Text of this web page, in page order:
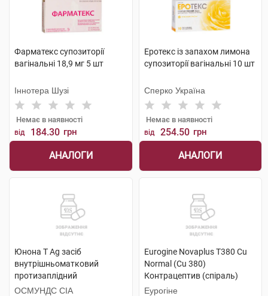
Фарматекс супозиторії
вагінальні 18,9 мг 5 шт
Іннотера Шузі
Немає в наявності
від 184.30 грн
АНАЛОГИ
Еротекс із запахом лимона
супозиторії вагінальні 10 шт
Сперко Україна
Немає в наявності
від 254.50 грн
АНАЛОГИ
Юнона Т Ag засіб
внутрішньоматковий
протизаплідний
одноразового використання
ОСМУНДС СІА
Eurogine Novaplus T380 Cu
Normal (Cu 380)
Контрацептив (спіраль)
внутрішньоматковий 1 шт
Еурогіне